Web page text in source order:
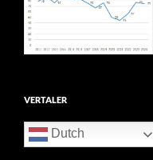
VERTALER
Dutch